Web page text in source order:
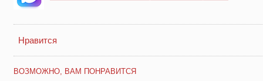
Нравится
ВОЗМОЖНО, ВАМ ПОНРАВИТСЯ